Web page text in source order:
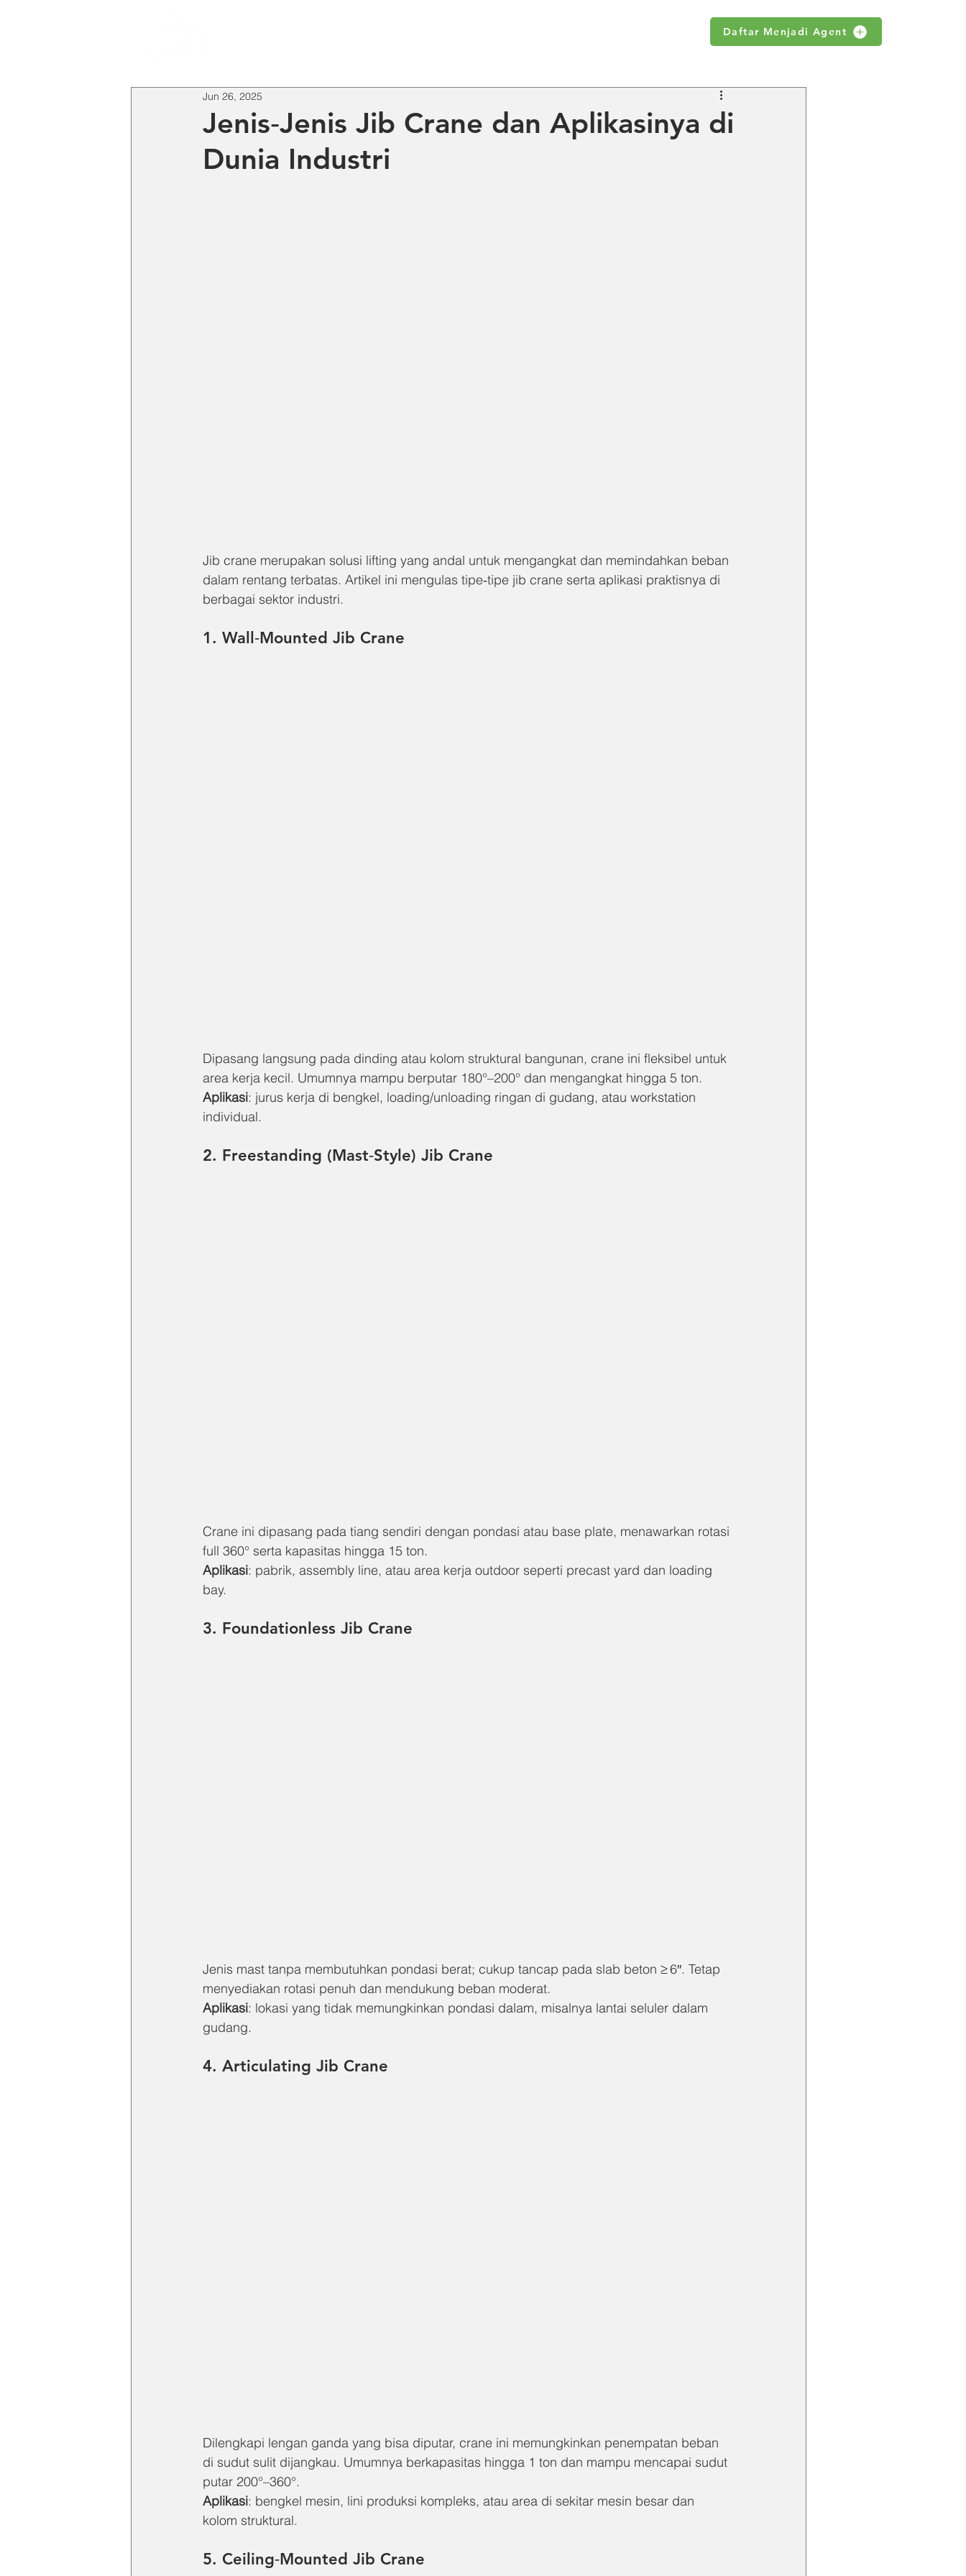
Daftar Menjadi Agent
Jenis‑Jenis Jib Crane dan Aplikasinya di
Dunia Industri
Jun 26, 2025
Jib crane merupakan solusi lifting yang andal untuk mengangkat dan memindahkan beban
dalam rentang terbatas. Artikel ini mengulas tipe‑tipe jib crane serta aplikasi praktisnya di
berbagai sektor industri.
1. Wall‑Mounted Jib Crane
Dipasang langsung pada dinding atau kolom struktural bangunan, crane ini fleksibel untuk
area kerja kecil. Umumnya mampu berputar 180°–200° dan mengangkat hingga 5 ton.
Aplikasi: jurus kerja di bengkel, loading/unloading ringan di gudang, atau workstation
individual.
2. Freestanding (Mast‑Style) Jib Crane
Crane ini dipasang pada tiang sendiri dengan pondasi atau base plate, menawarkan rotasi
full 360° serta kapasitas hingga 15 ton.
Aplikasi: pabrik, assembly line, atau area kerja outdoor seperti precast yard dan loading
bay.
3. Foundationless Jib Crane
Jenis mast tanpa membutuhkan pondasi berat; cukup tancap pada slab beton ≥ 6″. Tetap
menyediakan rotasi penuh dan mendukung beban moderat.
Aplikasi: lokasi yang tidak memungkinkan pondasi dalam, misalnya lantai seluler dalam
gudang.
4. Articulating Jib Crane
Dilengkapi lengan ganda yang bisa diputar, crane ini memungkinkan penempatan beban
di sudut sulit dijangkau. Umumnya berkapasitas hingga 1 ton dan mampu mencapai sudut
putar 200°–360°.
Aplikasi: bengkel mesin, lini produksi kompleks, atau area di sekitar mesin besar dan
kolom struktural.
5. Ceiling‑Mounted Jib Crane